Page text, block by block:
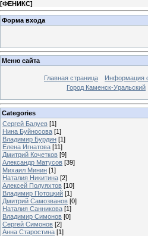
[ФЕНИКС]
Форма входа
Меню сайта
Главная страница Информация
Город Каменск-Уральский
Categories
Сергей Балуев [1]
Нина Буйносова [1]
Владимир Бурдин [1]
Елена Игнатова [11]
Дмитрий Кочетков [9]
Александр Матусов [39]
Михаил Минин [1]
Наталия Никитина [2]
Алексей Полуяхтов [10]
Владимир Потоцкий [1]
Дмитрий Самозванов [0]
Наталия Санникова [1]
Владимир Симонов [0]
Сергей Симонов [2]
Анна Старостина [1]